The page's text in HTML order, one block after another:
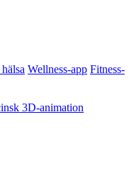
Wellness-app Fitness-
3D-animation